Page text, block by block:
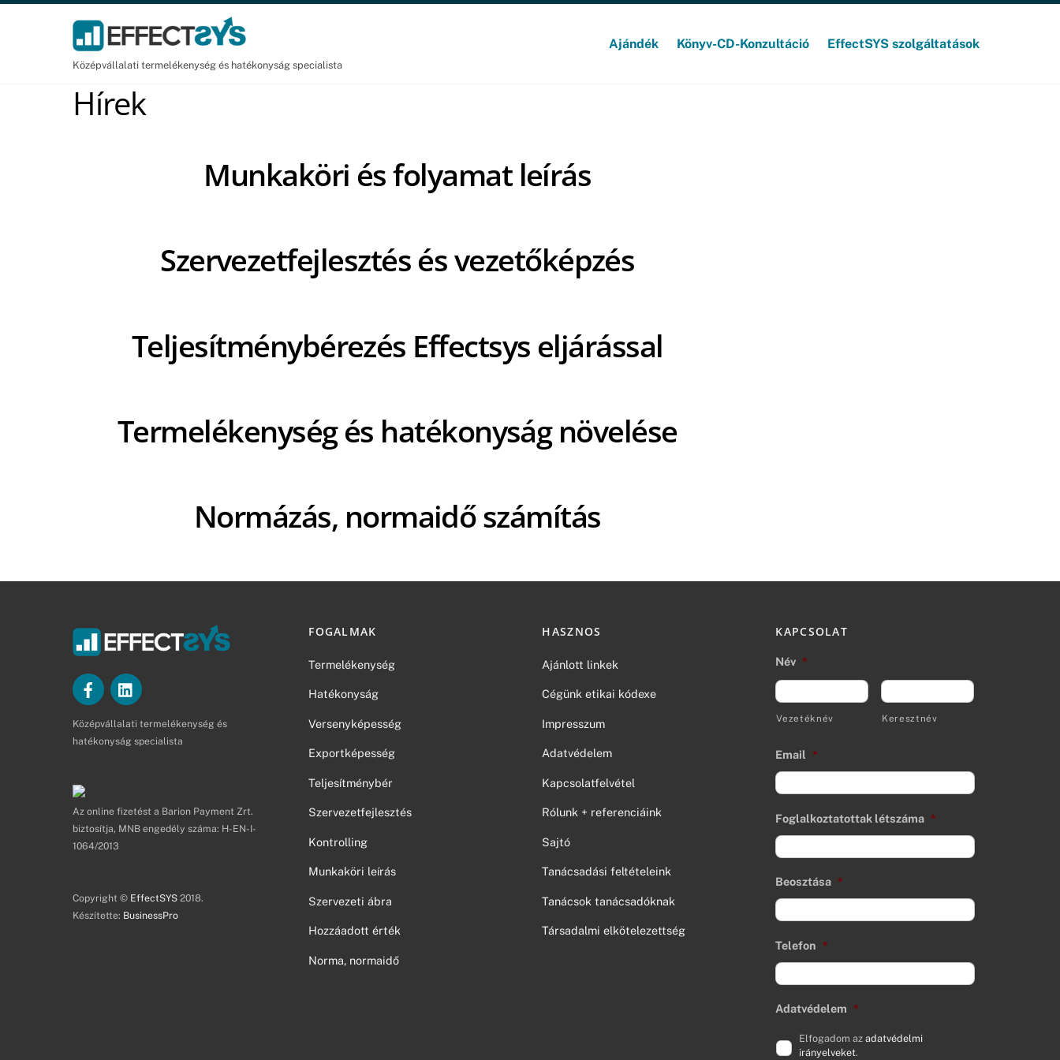
Skip
Középvállalati termelékenység és hatékonyság specialista
Ajándék Könyv-CD-Konzultáció EffectSYS szolgáltatások
Hírek
Munkaköri és folyamat leírás
Szervezetfejlesztés és vezetőképzés
Teljesítménybérezés Effectsys eljárással
Termelékenység és hatékonyság növelése
Normázás, normaidő számítás
Középvállalati termelékenység és
hatékonyság specialista
Az online fizetést a Barion Payment Zrt.
biztosítja, MNB engedély száma: H-EN-I-
1064/2013
Copyright © EffectSYS 2018.
Készítette: BusinessPro
FOGALMAK
Termelékenység
Hatékonyság
Versenyképesség
Exportképesség
Teljesítménybér
Szervezetfejlesztés
Kontrolling
Munkaköri leírás
Szervezeti ábra
Hozzáadott érték
Norma, normaidő
HASZNOS
Ajánlott linkek
Cégünk etikai kódexe
Impresszum
Adatvédelem
Kapcsolatfelvétel
Rólunk + referenciáink
Sajtó
Tanácsadási feltételeink
Tanácsok tanácsadóknak
Társadalmi elkötelezettség
KAPCSOLAT
Név *
Vezetéknév Keresztnév
Email *
Foglalkoztatottak létszáma *
Beosztása *
Telefon *
Adatvédelem *
Elfogadom az adatvédelmi
irányelveket.